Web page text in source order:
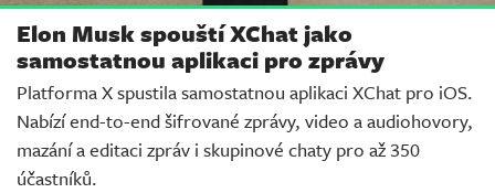
Elon Musk spouští XChat jako
samostatnou aplikaci pro zprávy
Platforma X spustila samostatnou aplikaci XChat pro iOS.
Nabízí end-to-end šifrované zprávy, video a audiohovory,
mazání a editaci zpráv i skupinové chaty pro až 350
účastníků.